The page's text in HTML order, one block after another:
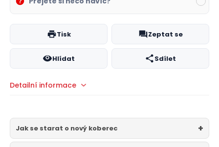
Tisk Zeptat se
Hlídat Sdílet
Detailní informace
Jak se starat o nový koberec